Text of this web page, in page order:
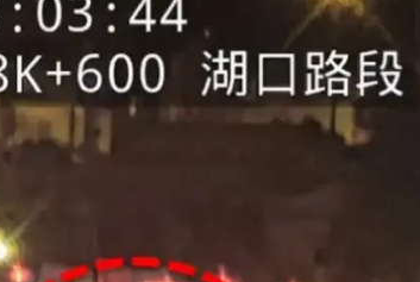
遭駁 理由曝光
周六起展出延長至晚上7時
押庭
雨熱區曝